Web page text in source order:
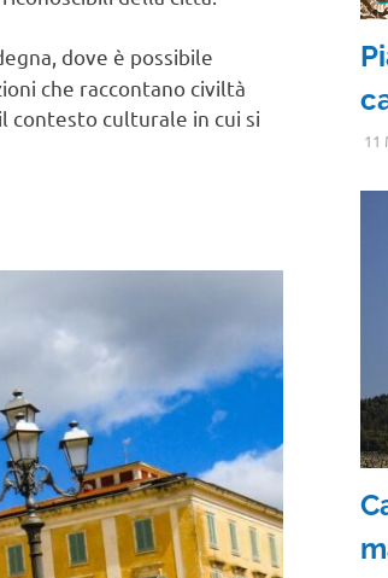
dove è possibile
che raccontano civiltà
contesto culturale in cui si
11